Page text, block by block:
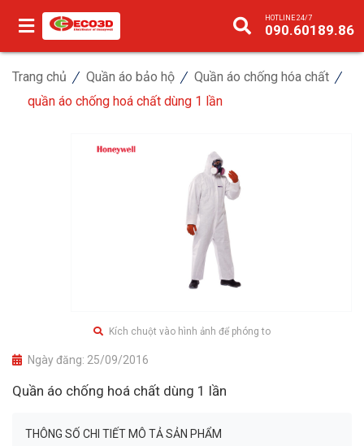
HOTLINE 24/7
090.60189.86
Trang chủ Quần áo bảo hộ
Quần áo chống hóa chất
quần áo chống hoá chất dùng 1 lần
Kích chuột vào hình ảnh để phóng to
Ngày đăng: 25/09/2016
Quần áo chống hoá chất dùng 1 lần
THÔNG SỐ CHI TIẾT MÔ TẢ SẢN PHẨM